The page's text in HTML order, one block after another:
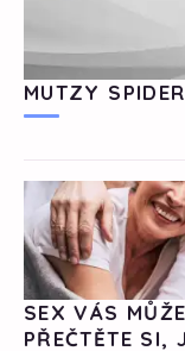
MUTZY
SEX VÁS
PŘEČTĚTE SI,